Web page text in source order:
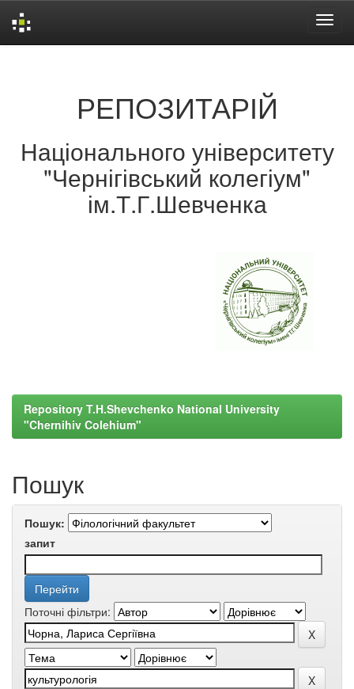
РЕПОЗИТАРІЙ
Національного університету
"Чернігівський колегіум"
ім.Т.Г.Шевченка
Repository T.H.Shevchenko National University
"Chernihiv Colehium"
Пошук
Пошук:
запит
Поточні фільтри: